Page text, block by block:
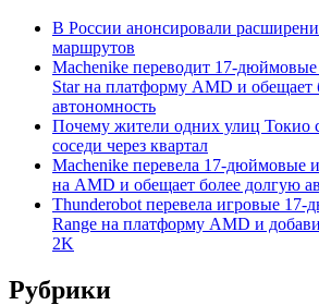
В России анонсировали
маршрутов
Machenike переводит 17-
Star на платформу AMD и обещает
автономность
Почему жители одних улиц Токио
соседи через квартал
Machenike перевела 17-дюймовые
на AMD и обещает более долгую
Thunderobot перевела игровые 17-
Range на платформу AMD и
2K
Рубрики